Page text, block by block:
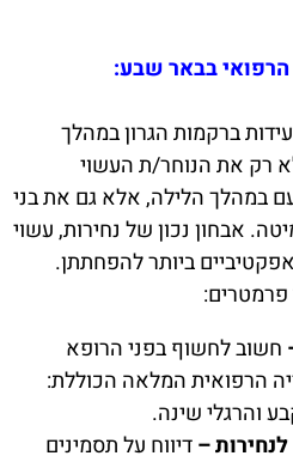
הרפואי בבאר שבע:
ברקמות הגרון במהלך
רק את הנוחר/ת העשוי
במהלך הלילה, אלא גם את בני
אבחון נכון של נחירות, עשוי
ביותר להפחתתן.
פרמטרים:
חשוב לחשוף בפני הרופא
הרפואית המלאה הכוללת:
והרגלי שינה.
–דיווח על תסמינים